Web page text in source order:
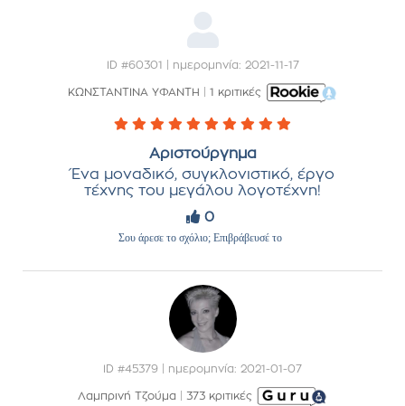
ID #60301 | ημερομηνία: 2021-11-17
ΚΩΝΣΤΑΝΤΙΝΑ ΥΦΑΝΤΗ 1 κριτικές
Αριστούργημα
Ένα μοναδικό, συγκλονιστικό, έργο
τέχνης του μεγάλου λογοτέχνη!
0
Σου άρεσε το σχόλιο; Επιβράβευσέ το
ID #45379 | ημερομηνία: 2021-01-07
Λαμπρινή Τζούμα 373 κριτικές